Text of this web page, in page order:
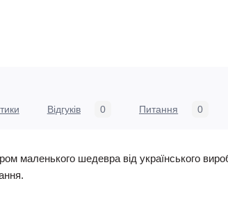
Відгуків 0 Питання 0
маленького шедевра від українського